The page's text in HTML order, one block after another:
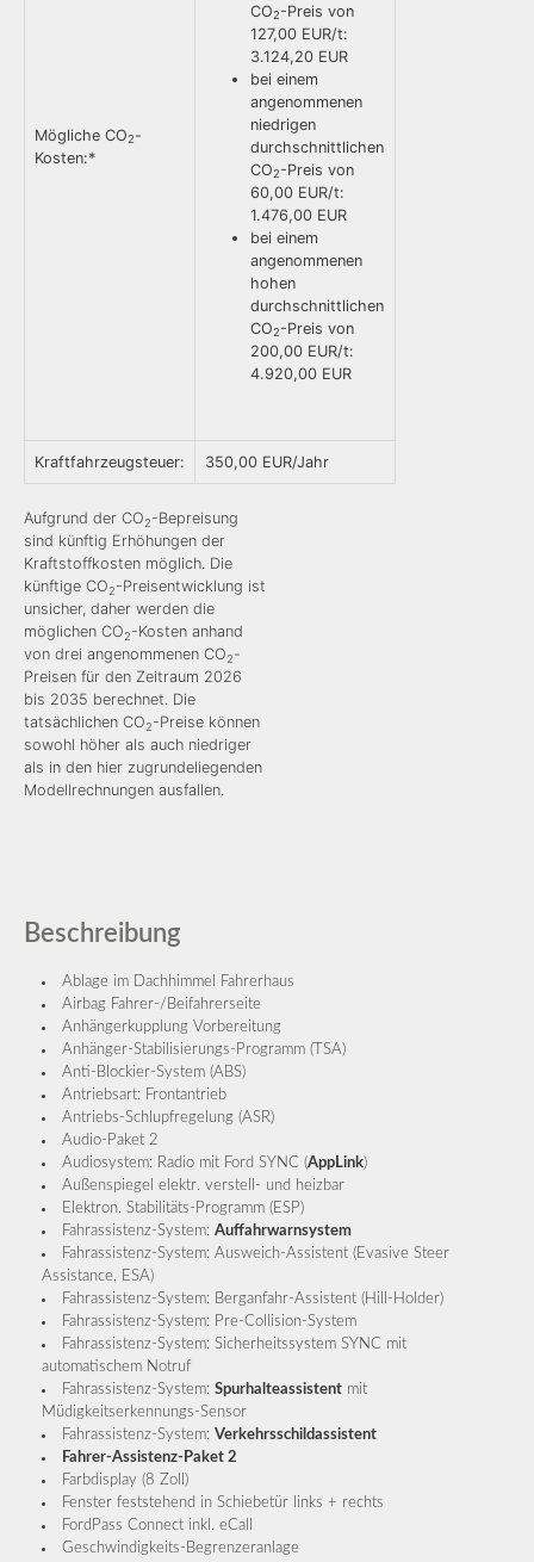
Mögliche CO2-
Kosten:*
CO2-Preis von
127,00 EUR/t:
3.124,20 EUR
bei einem
angenommenen
niedrigen
durchschnittlichen
CO2-Preis von
60,00 EUR/t:
1.476,00 EUR
bei einem
angenommenen
hohen
durchschnittlichen
CO2-Preis von
200,00 EUR/t:
4.920,00 EUR
Kraftfahrzeugsteuer: 350,00 EUR/Jahr
Aufgrund der CO2-Bepreisung
sind künftig Erhöhungen der
Kraftstoffkosten möglich. Die
künftige CO2-Preisentwicklung ist
unsicher, daher werden die
möglichen CO2-Kosten anhand
von drei angenommenen CO2-
Preisen für den Zeitraum 2026
bis 2035 berechnet. Die
tatsächlichen CO2-Preise können
sowohl höher als auch niedriger
als in den hier zugrundeliegenden
Modellrechnungen ausfallen.
Beschreibung
Ablage im Dachhimmel Fahrerhaus
Airbag Fahrer-/Beifahrerseite
Anhängerkupplung Vorbereitung
Anhänger-Stabilisierungs-Programm (TSA)
Anti-Blockier-System (ABS)
Antriebsart: Frontantrieb
Antriebs-Schlupfregelung (ASR)
Audio-Paket 2
Audiosystem: Radio mit Ford SYNC (AppLink)
Außenspiegel elektr. verstell- und heizbar
Elektron. Stabilitäts-Programm (ESP)
Fahrassistenz-System: Auffahrwarnsystem
Fahrassistenz-System: Ausweich-Assistent (Evasive Steer
Assistance, ESA)
Fahrassistenz-System: Berganfahr-Assistent (Hill-Holder)
Fahrassistenz-System: Pre-Collision-System
Fahrassistenz-System: Sicherheitssystem SYNC mit
automatischem Notruf
Fahrassistenz-System: Spurhalteassistentmit
Müdigkeitserkennungs-Sensor
Fahrassistenz-System: Verkehrsschildassistent
Fahrer-Assistenz-Paket 2
Farbdisplay (8 Zoll)
Fenster feststehend in Schiebetür links + rechts
FordPass Connect inkl. eCall
Geschwindigkeits-Begrenzeranlage